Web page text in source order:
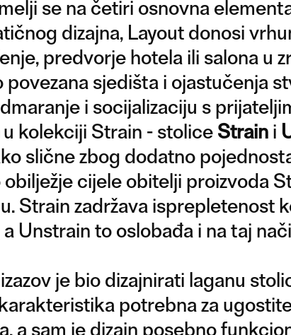
se na četiri osnovna
dizajna, Layout donosi
predvorje hotela ili salona u
sjedišta i ojastučenja
i socijalizaciju s
kolekciji Strain - stolice Strain i
slične zbog dodatno
cijele obitelji proizvoda
Strain zadržava isprepletenost
Unstrain to oslobađa i na taj
je bio dizajnirati laganu
potrebna za
a sam je dizajn posebno